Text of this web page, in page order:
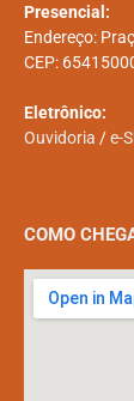
Presencial:
Endereço:
CEP:
Eletrônico:
Ouvidoria /e-
COMO